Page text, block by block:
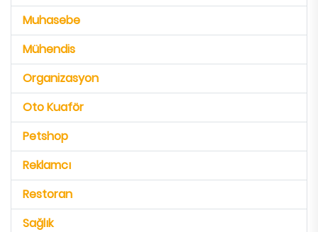
Muhasebe
Mühendis
Organizasyon
Oto Kuaför
Petshop
Reklamcı
Restoran
Sağlık